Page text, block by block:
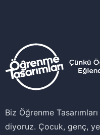
Biz Öğrenme
diyoruz. Çocuk, genç,